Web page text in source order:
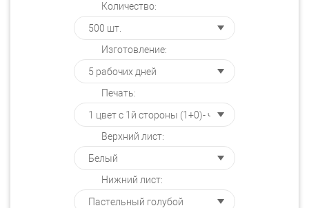
Количество:
Изготовление:
Печать:
Верхний лист:
Нижний лист: